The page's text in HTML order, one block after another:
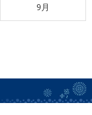
9月